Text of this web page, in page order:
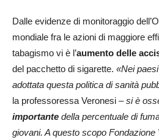
Dalle evidenze di monitoraggio
mondiale fra le azioni di maggiore
tabagismo vi è l’aumento delle
del pacchetto di sigarette. «Nei
adottata questa politica di sanità
la professoressa Veronesi –si è
importante della percentuale di
giovani. A questo scopo Fondazione